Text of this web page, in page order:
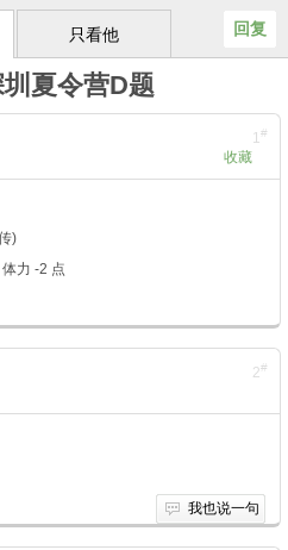
只看他 回复
夏令营D题
1#
收藏
)
力 -2 点
2#
我也说一句